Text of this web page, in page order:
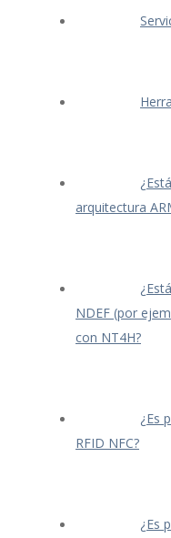
arquitectura
NDEF (por
con NT4H?
¿Es
RFID NFC?
¿Es